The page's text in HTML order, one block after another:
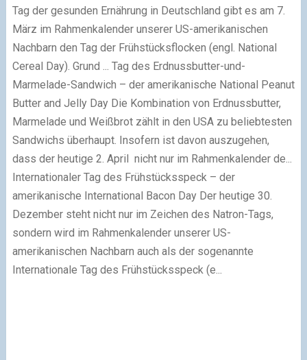
Tag der gesunden Ernährung in Deutschland gibt es am 7.
März im Rahmenkalender unserer US-amerikanischen
Nachbarn den Tag der Frühstücksflocken (engl. National
Cereal Day). Grund ... Tag des Erdnussbutter-und-
Marmelade-Sandwich – der amerikanische National Peanut
Butter and Jelly Day Die Kombination von Erdnussbutter,
Marmelade und Weißbrot zählt in den USA zu beliebtesten
Sandwichs überhaupt. Insofern ist davon auszugehen,
dass der heutige 2. April nicht nur im Rahmenkalender de...
Internationaler Tag des Frühstücksspeck – der
amerikanische International Bacon Day Der heutige 30.
Dezember steht nicht nur im Zeichen des Natron-Tags,
sondern wird im Rahmenkalender unserer US-
amerikanischen Nachbarn auch als der sogenannte
Internationale Tag des Frühstücksspeck (e...